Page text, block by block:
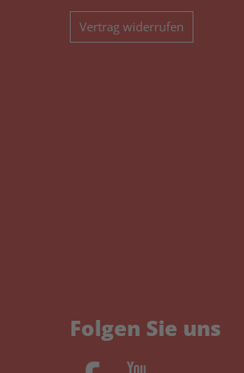
Vertrag widerrufen
Folgen Sie uns